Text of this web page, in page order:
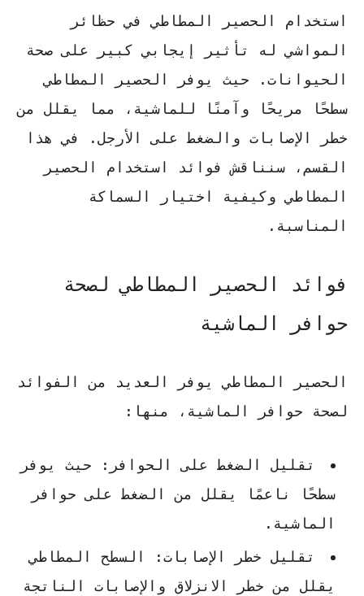
استخدام الحصير المطاطيفي حظائر
المواشي له تأثير إيجابي كبير على صحة
الحيوانات. حيث يوفر الحصير المطاطي
سطحًا مريحًا وآمنًا للماشية، مما يقلل من
خطر الإصابات والضغط على الأرجل. في هذا
القسم، سنناقش فوائد
استخدام الحصير
المطاطيوكيفية اختيار السماكة
المناسبة.
فوائد الحصير المطاطي لصحة
حوافر الماشية
الحصير المطاطي يوفر العديد من الفوائد
لصحة حوافر الماشية، منها:
تقليل الضغط على الحوافر : حيث يوفر
سطحًا ناعمًا يقلل من الضغط على حوافر
الماشية.
تقليل خطر الإصابات: السطح المطاطي
يقلل من خطر الانزلاق والإصابات الناتجة